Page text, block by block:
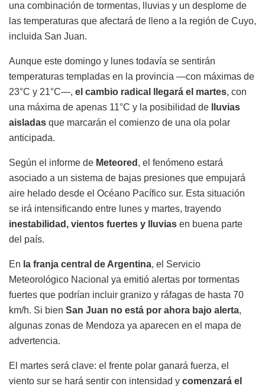
una combinación de tormentas, lluvias y un desplome de
las temperaturas que afectará de lleno a la región de Cuyo,
incluida San Juan.
Aunque este domingo y lunes todavía se sentirán
temperaturas templadas en la provincia —con máximas de
23°C y 21°C—, el cambio radical llegará el martes, con
una máxima de apenas 11°C y la posibilidad de
lluvias
aisladas que marcarán el comienzo de una ola polar
anticipada.
Según el informe de Meteored , el fenómeno estará
asociado a un sistema de bajas presiones que empujará
aire helado desde el Océano Pacífico sur. Esta situación
se irá intensificando entre lunes y martes, trayendo
inestabilidad, vientos fuertes y lluvias en buena parte
del país.
En la franja central de Argentina, el Servicio
Meteorológico Nacional ya emitió alertas por tormentas
fuertes que podrían incluir granizo y ráfagas de hasta 70
km/h. Si bien San Juan no está por ahora bajo alerta,
algunas zonas de Mendoza ya aparecen en el mapa de
advertencia.
El martes será clave: el frente polar ganará fuerza, el
viento sur se hará sentir con intensidad y comenzará el